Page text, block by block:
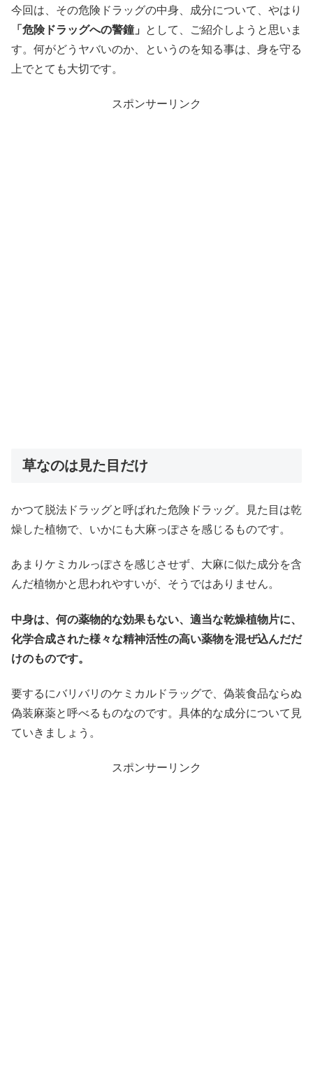
今回は、その危険ドラッグの中身、成分について、やはり
「危険ドラッグへの警鐘」
として、ご紹介しようと思いま
す。何がどうヤバいのか、というのを知る事は、身を守る
上でとても大切です。
スポンサーリンク
草なのは見た目だけ
かつて脱法ドラッグと呼ばれた危険ドラッグ。見た目は乾
燥した植物で、いかにも大麻っぽさを感じるものです。
あまりケミカルっぽさを感じさせず、大麻に似た成分を含
んだ植物かと思われやすいが、そうではありません。
中身は、何の薬物的な効果もない、適当な乾燥植物片に、
化学合成された様々な精神活性の高い薬物を混ぜ込んだだ
けのものです。
要するにバリバリのケミカルドラッグで、偽装食品ならぬ
偽装麻薬と呼べるものなのです。具体的な成分について見
ていきましょう。
スポンサーリンク